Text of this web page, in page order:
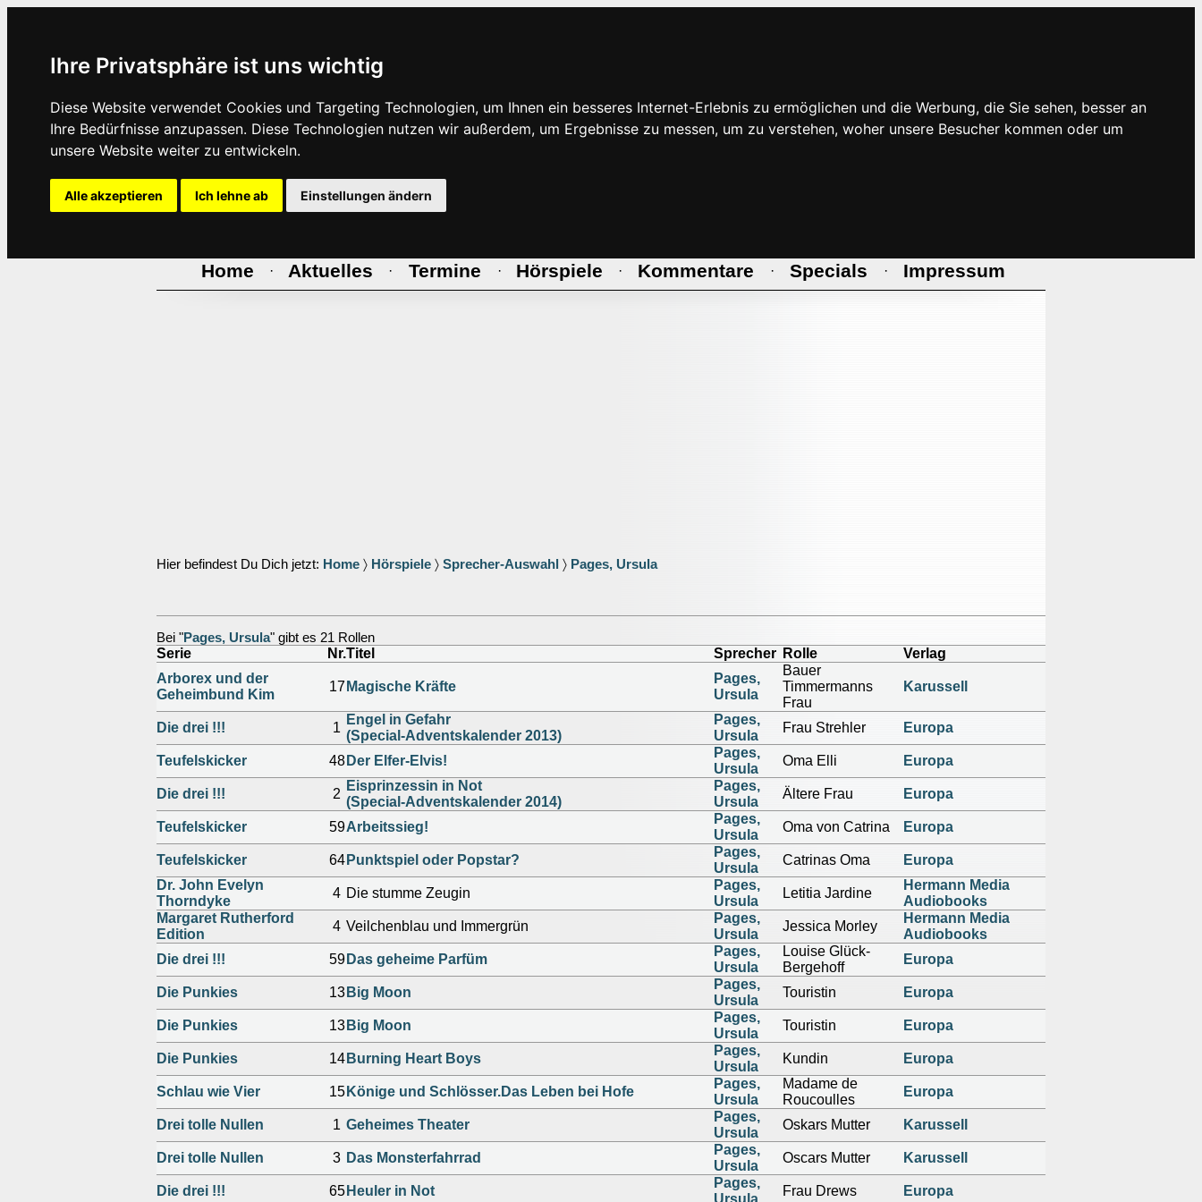
Ihre Privatsphäre ist uns wichtig
Diese Website verwendet Cookies und Targeting Technologien, um Ihnen ein besseres Internet-Erlebnis zu ermöglichen und die Werbung, die Sie sehen, besser an
Ihre Bedürfnisse anzupassen. Diese Technologien nutzen wir außerdem, um Ergebnisse zu messen, um zu verstehen, woher unsere Besucher kommen oder um
unsere Website weiter zu entwickeln.
Alle akzeptieren Ich lehne ab Einstellungen ändern
Home · Aktuelles · Termine · Hörspiele · Kommentare · Specials · Impressum
Hier befindest Du Dich jetzt: Home 〉 Hörspiele 〉 Sprecher-Auswahl 〉 Pages, Ursula
Bei "Pages, Ursula" gibt es 21 Rollen
Serie Nr.Titel Sprecher Rolle
Verlag
Arborex und der
Geheimbund Kim
17 Magische Kräfte
Pages,
Ursula
Bauer
Timmermanns
Frau
Karussell
Die drei !!! 1
Engel in Gefahr
(Special-Adventskalender 2013)
Pages,
Ursula
Frau Strehler Europa
Teufelskicker 48 Der Elfer-Elvis!
Pages,
Ursula
Oma Elli Europa
Die drei !!! 2
Eisprinzessin in Not
(Special-Adventskalender 2014)
Pages,
Ursula
Ältere Frau Europa
Teufelskicker 59Arbeitssieg!
Pages,
Ursula
Oma von Catrina Europa
Teufelskicker 64 Punktspiel oder Popstar?
Pages,
Ursula
Catrinas Oma
Europa
Dr. John Evelyn
Thorndyke
4 Die stumme Zeugin
Pages,
Ursula
Letitia Jardine
Hermann Media
Audiobooks
Margaret Rutherford
Edition
4 Veilchenblau und Immergrün
Pages,
Ursula
Jessica Morley
Hermann Media
Audiobooks
Die drei !!!
59 Das geheime Parfüm
Pages,
Ursula
Louise Glück-
Bergehoff
Europa
Die Punkies 13 Big Moon
Pages,
Ursula
Touristin Europa
Die Punkies 13 Big Moon
Pages,
Ursula
Touristin Europa
Die Punkies 14 Burning Heart Boys
Pages,
Ursula
Kundin Europa
Schlau wie Vier 15 Könige und Schlösser.Das Leben bei Hofe
Pages,
Ursula
Madame de
Roucoulles
Europa
Drei tolle Nullen 1 Geheimes Theater
Pages,
Ursula
Oskars Mutter Karussell
Drei tolle Nullen 3 Das Monsterfahrrad
Pages,
Ursula
Oscars Mutter Karussell
Die drei !!! 65 Heuler in Not
Pages,
Ursula
Frau Drews Europa